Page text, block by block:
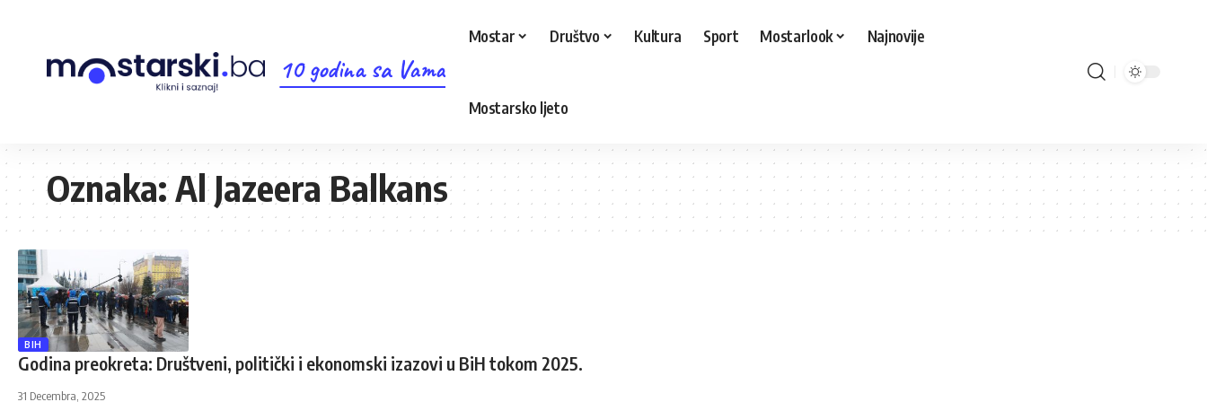
10 godina sa Vama
Mostar Društvo Kultura Sport Mostarlook Najnovije
Mostarsko ljeto
Oznaka:Al Jazeera Balkans
BIH
Godina preokreta: Društveni, politički i ekonomski izazovi u BiH tokom 2025.
31 Decembra, 2025